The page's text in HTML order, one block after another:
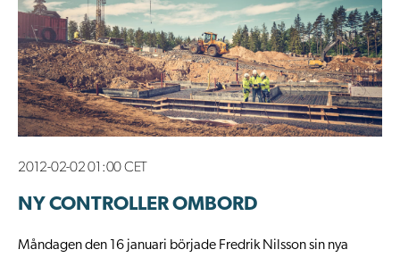
2012-02-02 01:00 CET
NY CONTROLLER OMBORD
​Måndagen den 16 januari började Fredrik Nilsson sin nya